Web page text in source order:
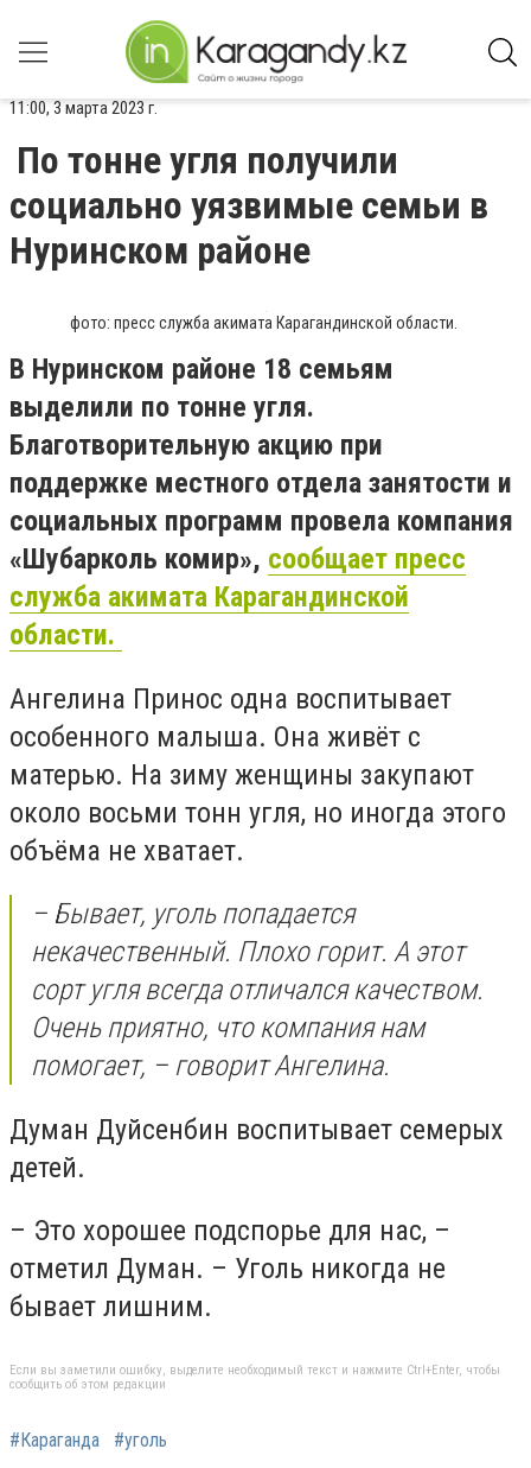
11:00, 3 марта 2023 г.
По тонне угля получили
социально уязвимые семьи в
Нуринском районе
фото: пресс служба акимата Карагандинской области.
В Нуринском районе 18 семьям
выделили по тонне угля.
Благотворительную акцию при
поддержке местного отдела занятости и
социальных программ провела компания
«Шубарколь комир», сообщает пресс
служба акимата Карагандинской
области.
Ангелина Принос одна воспитывает
особенного малыша. Она живёт с
матерью. На зиму женщины закупают
около восьми тонн угля, но иногда этого
объёма не хватает.
– Бывает, уголь попадается
некачественный. Плохо горит. А этот
сорт угля всегда отличался качеством.
Очень приятно, что компания нам
помогает, – говорит Ангелина.
Думан Дуйсенбин воспитывает семерых
детей.
– Это хорошее подспорье для нас, –
отметил Думан. – Уголь никогда не
бывает лишним.
Если вы заметили ошибку, выделите необходимый текст и нажмите Ctrl+Enter, чтобы
сообщить об этом редакции
#Караганда #уголь